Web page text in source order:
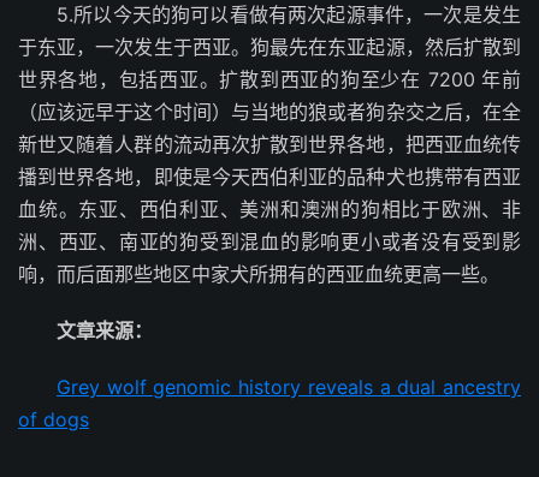
5.所以今天的狗可以看做有两次起源事件，一次是发生
于东亚，一次发生于西亚。狗最先在东亚起源，然后扩散到
世界各地，包括西亚。扩散到西亚的狗至少在 7200 年前
（应该远早于这个时间）与当地的狼或者狗杂交之后，在全
新世又随着人群的流动再次扩散到世界各地，把西亚血统传
播到世界各地，即使是今天西伯利亚的品种犬也携带有西亚
血统。东亚、西伯利亚、美洲和澳洲的狗相比于欧洲、非
洲、西亚、南亚的狗受到混血的影响更小或者没有受到影
响，而后面那些地区中家犬所拥有的西亚血统更高一些。
文章来源：
Grey wolf genomic history reveals a dual ancestry
of dogs